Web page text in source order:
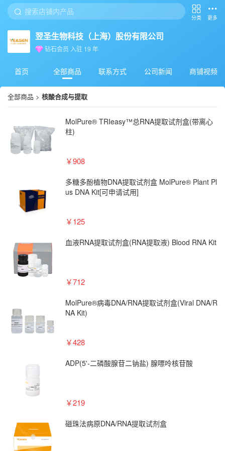
分类 更多
翌圣生物科技（上海）股份有限公司
钻石会员 入驻 19 年
首页 全部商品 联系方式 公司新闻 商铺视频
全部商品 > 核酸合成与提取
MolPure® TRIeasy™总RNA提取试剂盒(带离心
柱)
￥908
多糖多酚植物DNA提取试剂盒 MolPure® Plant Pl
us DNA Kit[可申请试用]
￥125
血液RNA提取试剂盒(RNA提取液) Blood RNA Kit
￥712
MolPure®病毒DNA/RNA提取试剂盒(Viral DNA/R
NA Kit)
￥428
ADP(5'-二磷酸腺苷二钠盐) 腺嘌呤核苷酸
￥219
磁珠法病原DNA/RNA提取试剂盒